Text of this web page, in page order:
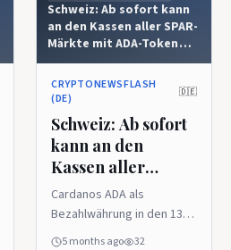
Schweiz: Ab sofort kann
an den Kassen aller SPAR-
Märkte mit ADA-Token
bezahlt werden
CRYPTONEWSFLASH
(DE)
🇩🇪
Schweiz: Ab sofort
kann an den
Kassen aller
SPAR-Märkte mit
ADA-Token
bezahlt werden
Cardanos ADA als
Bezahlwährung in den 137
SPAR‑Supermärkten der
5 months ago 32